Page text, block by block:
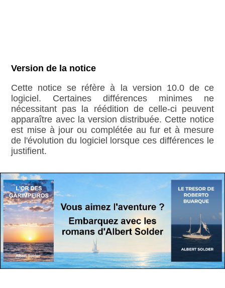
Version de la notice
Cette notice se réfère à la version 10.0 de ce
logiciel. Certaines différences minimes ne
nécessitant pas la réédition de celle-ci peuvent
apparaître avec la version distribuée. Cette notice
est mise à jour ou complétée au fur et à mesure
de l'évolution du logiciel lorsque ces différences le
justifient.